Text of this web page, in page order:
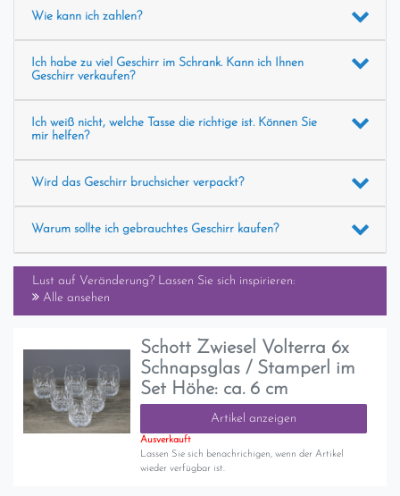
Wie kann ich zahlen?
Ich habe zu viel Geschirr im Schrank. Kann ich Ihnen
Geschirr verkaufen?
Ich weiß nicht, welche Tasse die richtige ist. Können Sie
mir helfen?
Wird das Geschirr bruchsicher verpackt?
Warum sollte ich gebrauchtes Geschirr kaufen?
Lust auf Veränderung? Lassen Sie sich inspirieren:
Alle ansehen
Schott Zwiesel Volterra 6x
Schnapsglas / Stamperl im
Set Höhe: ca. 6 cm
Artikel anzeigen
Ausverkauft
Lassen Sie sich benachrichigen, wenn der Artikel
wieder verfügbar ist.